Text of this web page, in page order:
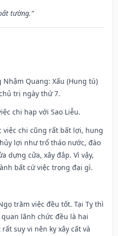
tường.”
Nhậm Quang: Xấu (Hung tú)
trị ngày thứ 7.
chi hạp với Sao Liễu.
việc chi cũng rất bất lợi, hung
lợi như trổ tháo nước, đào
dựng cửa, xây đắp. Vì vậy,
bất cứ việc trọng đại gì.
trăm việc đều tốt. Tại Tỵ thì
lãnh chức đều là hai
suy vi nên kỵ xây cất và